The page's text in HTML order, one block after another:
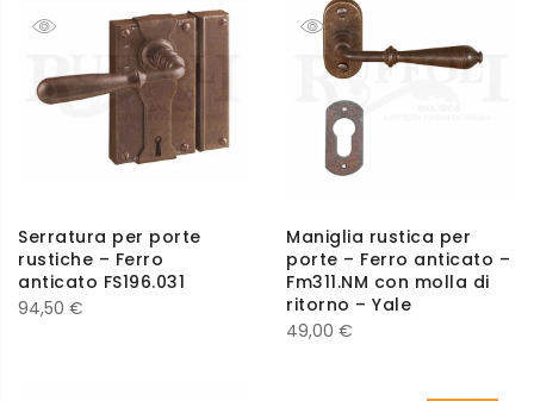
Serratura per porte
rustiche – Ferro
anticato FS196.031
94,50 €
Maniglia rustica per
porte – Ferro anticato –
Fm311.NM con molla di
ritorno – Yale
49,00 €